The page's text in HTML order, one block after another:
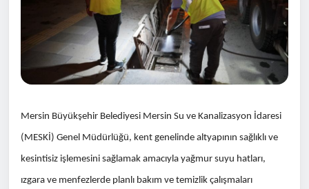
Mersin Büyükşehir Belediyesi Mersin Su ve Kanalizasyon İdaresi
(MESKİ) Genel Müdürlüğü, kent genelinde altyapının sağlıklı ve
kesintisiz işlemesini sağlamak amacıyla yağmur suyu hatları,
ızgara ve menfezlerde planlı bakım ve temizlik çalışmaları